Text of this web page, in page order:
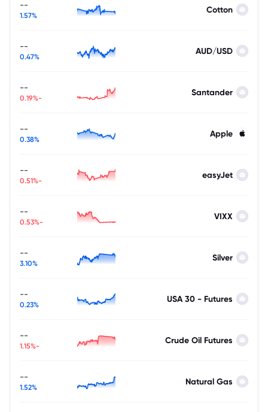
Cotton
--
1.57%
AUD/USD
--
0.47%
Santander
--
-0.19%
Apple
--
0.38%
easyJet
--
-0.51%
VIXX
--
-0.53%
Silver
--
3.10%
USA 30 - Futures
--
0.23%
Crude Oil Futures
--
-1.15%
Natural Gas
--
1.52%